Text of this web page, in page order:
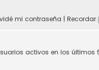
mi contraseña | Recordar
activos en los últimos